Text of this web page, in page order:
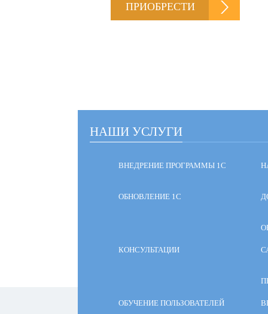
ПРИОБРЕСТИ
НАШИ УСЛУГИ
ВНЕДРЕНИЕ ПРОГРАММЫ 1С
ОБНОВЛЕНИЕ 1С
КОНСУЛЬТАЦИИ
ОБУЧЕНИЕ ПОЛЬЗОВАТЕЛЕЙ